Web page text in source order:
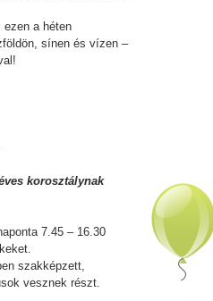
a héten
sínen és vízen –
korosztálynak
7.45 – 16.30
szakképzett,
vesznek részt.